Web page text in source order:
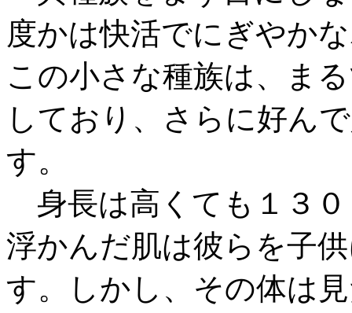
度かは快活でにぎやか
この小さな種族は、ま
しており、さらに好ん
す。
身長は高くても１３
浮かんだ肌は彼らを子
す。しかし、その体は